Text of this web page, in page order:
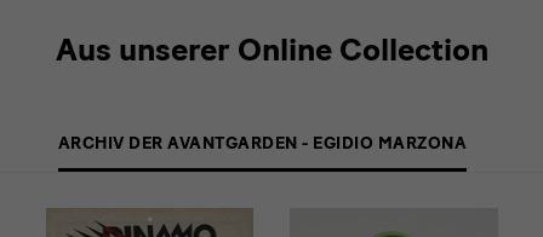
Schaltflächen
Aus unserer Online Collection
ARCHIV DER AVANTGARDEN - EGIDIO MARZONA